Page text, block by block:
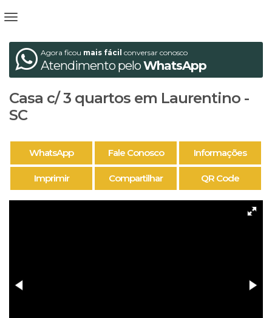
Agora ficou mais fácil conversar conosco
Atendimento peloWhatsApp
Casa c/ 3 quartos em Laurentino -
SC
WhatsApp Fale Conosco Informações
Imprimir Compartilhar QR Code